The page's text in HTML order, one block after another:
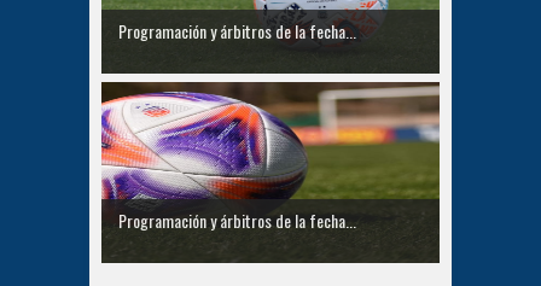
Programación y árbitros de la fecha...
Programación y árbitros de la fecha...